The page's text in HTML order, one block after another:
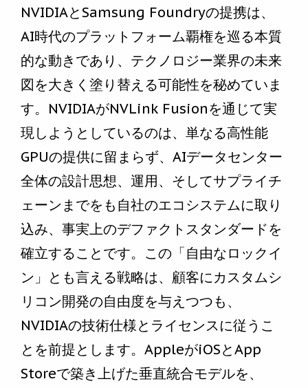
NVIDIAとSamsung Foundryの提携は、
AI時代のプラットフォーム覇権を巡る本質
的な動きであり、テクノロジー業界の未来
図を大きく塗り替える可能性を秘めていま
す。NVIDIAがNVLink Fusionを通じて実
現しようとしているのは、単なる高性能
GPUの提供に留まらず、AIデータセンター
全体の設計思想、運用、そしてサプライチ
ェーンまでをも自社のエコシステムに取り
込み、事実上のデファクトスタンダードを
確立することです。この「自由なロックイ
ン」とも言える戦略は、顧客にカスタムシ
リコン開発の自由度を与えつつも、
NVIDIAの技術仕様とライセンスに従うこ
とを前提とします。AppleがiOSとApp
Storeで築き上げた垂直統合モデルを、